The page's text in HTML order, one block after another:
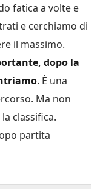
fatica a volte e
e cerchiamo di
il massimo.
dopo la
. È una
Ma non
classifica.
partita